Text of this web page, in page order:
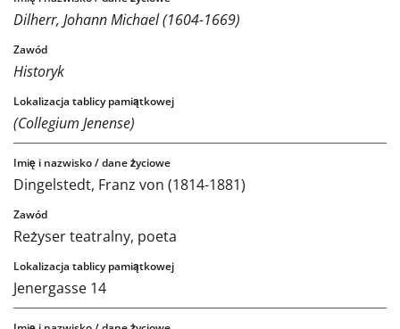
Dilherr, Johann Michael (1604-1669)
Historyk
(Collegium Jenense)
Dingelstedt, Franz von (1814-1881)
Reżyser teatralny, poeta
Jenergasse 14